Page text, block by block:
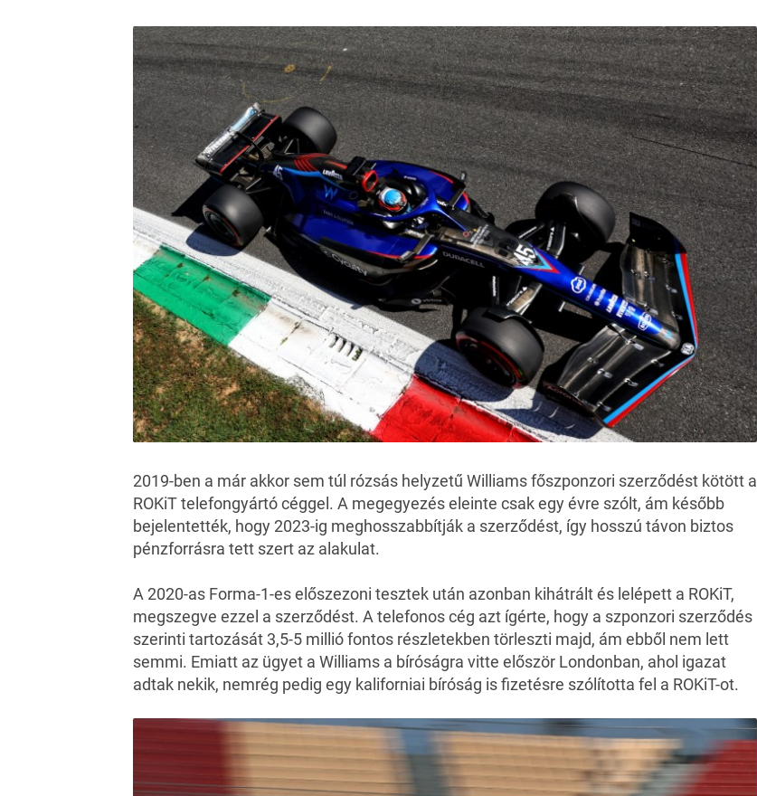
2019-ben a már akkor sem túl rózsás helyzetű Williams főszponzori szerződést kötött a
ROKiT telefongyártó céggel. A megegyezés eleinte csak egy évre szólt, ám később
bejelentették, hogy 2023-ig meghosszabbítják a szerződést, így hosszú távon biztos
pénzforrásra tett szert az alakulat.
A 2020-as Forma-1-es előszezoni tesztek után azonban kihátrált és lelépett a ROKiT,
megszegve ezzel a szerződést. A telefonos cég azt ígérte, hogy a szponzori szerződés
szerinti tartozását 3,5-5 millió fontos részletekben törleszti majd, ám ebből nem lett
semmi. Emiatt az ügyet a Williams a bíróságra vitte először Londonban, ahol igazat
adtak nekik, nemrég pedig egy kaliforniai bíróság is fizetésre szólította fel a ROKiT-ot.